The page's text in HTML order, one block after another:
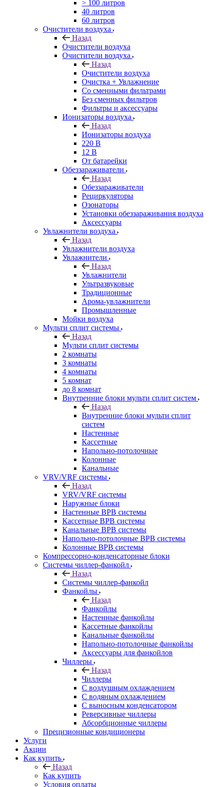
> 100 литров
40 литров
60 литров
Очистители воздуха
Назад
Очистители воздуха
Очистители воздуха
Назад
Очистители воздуха
Очистка + Увлажнение
Cо сменными фильтрами
Без сменных фильтров
Фильтры и аксессуары
Ионизаторы воздуха
Назад
Ионизаторы воздуха
220 В
12 В
От батарейки
Обеззараживатели
Назад
Обеззараживатели
Рециркуляторы
Озонаторы
Установки обеззараживания воздуха
Аксессуары
Увлажнители воздуха
Назад
Увлажнители воздуха
Увлажнители
Назад
Увлажнители
Ультразвуковые
Традиционные
Арома-увлажнители
Промышленные
Мойки воздуха
Мульти сплит системы
Назад
Мульти сплит системы
2 комнаты
3 комнаты
4 комнаты
5 комнат
до 8 комнат
Внутренние блоки мульти сплит систем
Назад
Внутренние блоки мульти сплит
систем
Настенные
Кассетные
Напольно-потолочные
Колонные
Канальные
VRV/VRF системы
Назад
VRV/VRF системы
Наружные блоки
Настенные ВРВ системы
Кассетные ВРВ системы
Канальные ВРВ системы
Напольно-потолочные ВРВ системы
Колонные ВРВ системы
Компрессорно-конденсаторные блоки
Системы чиллер-фанкойл
Назад
Системы чиллер-фанкойл
Фанкойлы
Назад
Фанкойлы
Настенные фанкойлы
Кассетные фанкойлы
Канальные фанкойлы
Напольно-потолочные фанкойлы
Аксессуары для фанкойлов
Чиллеры
Назад
Чиллеры
С воздушным охлаждением
С водяным охлаждением
С выносным конденсатором
Реверсивные чиллеры
Абсорбционные чиллеры
Прецизионные кондиционеры
Услуги
Акции
Как купить
Назад
Как купить
Условия оплаты